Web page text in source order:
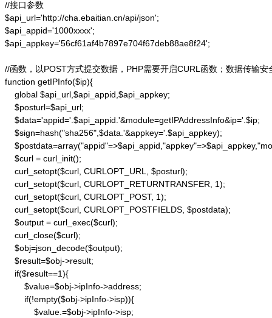
//接口参数
$api_url='http://cha.ebaitian.cn/api/json';
$api_appid='1000xxxx';
$api_appkey='56cf61af4b7897e704f67deb88ae8f24';
//函数，以POST方式提交数据，PHP需要开启CURL函数；数据传输安
function getIPInfo($ip){
    global $api_url,$api_appid,$api_appkey;
    $posturl=$api_url;
    $data='appid='.$api_appid.'&module=getIPAddressInfo&ip='.$ip;
    $sign=hash("sha256",$data.'&appkey='.$api_appkey);
    $curl = curl_init();
    curl_setopt($curl, CURLOPT_URL, $posturl);
    curl_setopt($curl, CURLOPT_RETURNTRANSFER, 1);
    curl_setopt($curl, CURLOPT_POST, 1);
    curl_setopt($curl, CURLOPT_POSTFIELDS, $postdata);
    $output = curl_exec($curl);
    curl_close($curl);
    $obj=json_decode($output);
    $result=$obj->result;
    if($result==1){
        $value=$obj->ipInfo->address;
        if(!empty($obj->ipInfo->isp)){
            $value.=$obj->ipInfo->isp;